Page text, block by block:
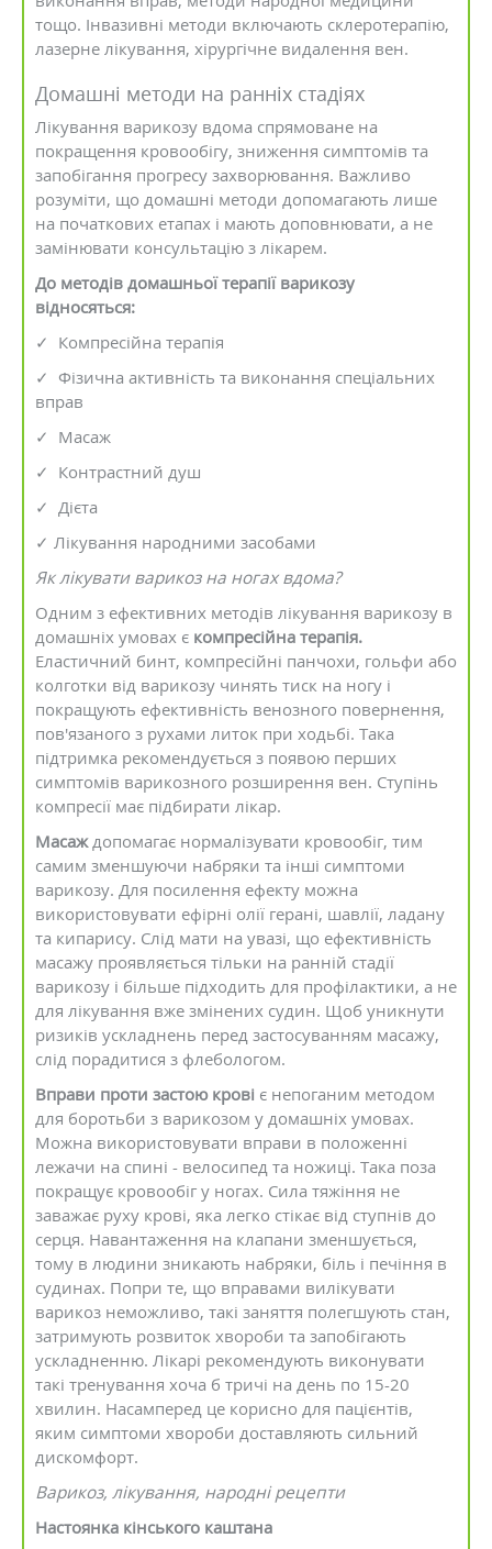
тощо. Інвазивні методи включають склеротерапію,
лазерне лікування, хірургічне видалення вен.
Домашні методи на ранніх стадіях
Лікування варикозу вдома спрямоване на
покращення кровообігу, зниження симптомів та
запобігання прогресу захворювання. Важливо
розуміти, що домашні методи допомагають лише
на початкових етапах і мають доповнювати, а не
замінювати консультацію з лікарем.
До методів домашньої терапії варикозу
відносяться:
✓ Компресійна терапія
✓ Фізична активність та виконання спеціальних
вправ
✓ Масаж
✓ Контрастний душ
✓ Дієта
✓ Лікування народними засобами
Як лікувати варикоз на ногах вдома?
Одним з ефективних методів лікування варикозу в
домашніх умовах є компресійна терапія.
Еластичний бинт, компресійні панчохи, гольфи або
колготки від варикозу чинять тиск на ногу і
покращують ефективність венозного повернення,
пов'язаного з рухами литок при ходьбі. Така
підтримка рекомендується з появою перших
симптомів варикозного розширення вен. Ступінь
компресії має підбирати лікар.
Масаждопомагає нормалізувати кровообіг, тим
самим зменшуючи набряки та інші симптоми
варикозу. Для посилення ефекту можна
використовувати ефірні олії герані, шавлії, ладану
та кипарису. Слід мати на увазі, що ефективність
масажу проявляється тільки на ранній стадії
варикозу і більше підходить для профілактики, а не
для лікування вже змінених судин. Щоб уникнути
ризиків ускладнень перед застосуванням масажу,
слід порадитися з флебологом.
Вправи проти застою крові є непоганим методом
для боротьби з варикозом у домашніх умовах.
Можна використовувати вправи в положенні
лежачи на спині - велосипед та ножиці. Така поза
покращує кровообіг у ногах. Сила тяжіння не
заважає руху крові, яка легко стікає від ступнів до
серця. Навантаження на клапани зменшується,
тому в людини зникають набряки, біль і печіння в
судинах. Попри те, що вправами вилікувати
варикоз неможливо, такі заняття полегшують стан,
затримують розвиток хвороби та запобігають
ускладненню. Лікарі рекомендують виконувати
такі тренування хоча б тричі на день по 15-20
хвилин. Насамперед це корисно для пацієнтів,
яким симптоми хвороби доставляють сильний
дискомфорт.
Варикоз, лікування, народні рецепти
Настоянка кінського каштана